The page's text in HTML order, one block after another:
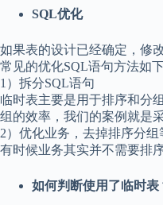
SQL优化
如果表的设计已经确定，修
常见的优化SQL语句方法如下
1）拆分SQL语句
临时表主要是用于排序和分
组的效率，我们的案例就是
2）优化业务，去掉排序分组
有时候业务其实并不需要排
如何判断使用了临时表